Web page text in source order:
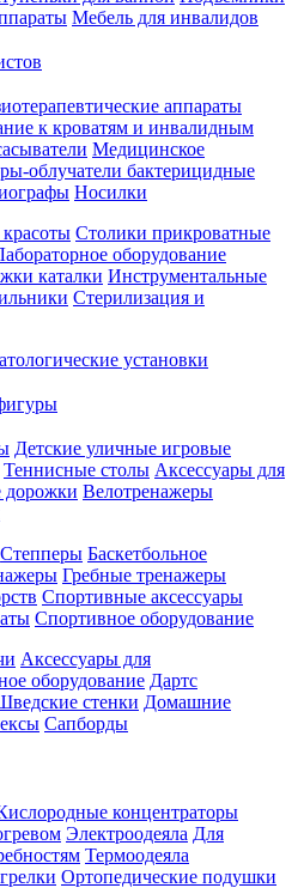
Мебель для инвалидов
аппараты
к кроватям и инвалидным
Медицинское
облучатели бактерицидные
Носилки
Столики прикроватные
оборудование
каталки Инструментальные
Стерилизация и
установки
Детские уличные игровые
Теннисные столы Аксессуары для
дорожки Велотренажеры
Степперы Баскетбольное
Гребные тренажеры
Спортивные аксессуары
Спортивное оборудование
Аксессуары для
оборудование Дартс
стенки Домашние
Сапборды
концентраторы
Электроодеяла Для
Термоодеяла
Ортопедические подушки